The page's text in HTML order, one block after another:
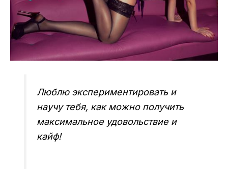
Люблю экспериментировать и
научу тебя, как можно получить
максимальное удовольствие и
кайф!